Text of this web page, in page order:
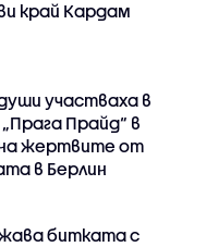
край Кардам
участваха в
Прайд“ в
жертвите от
в Берлин
битката с